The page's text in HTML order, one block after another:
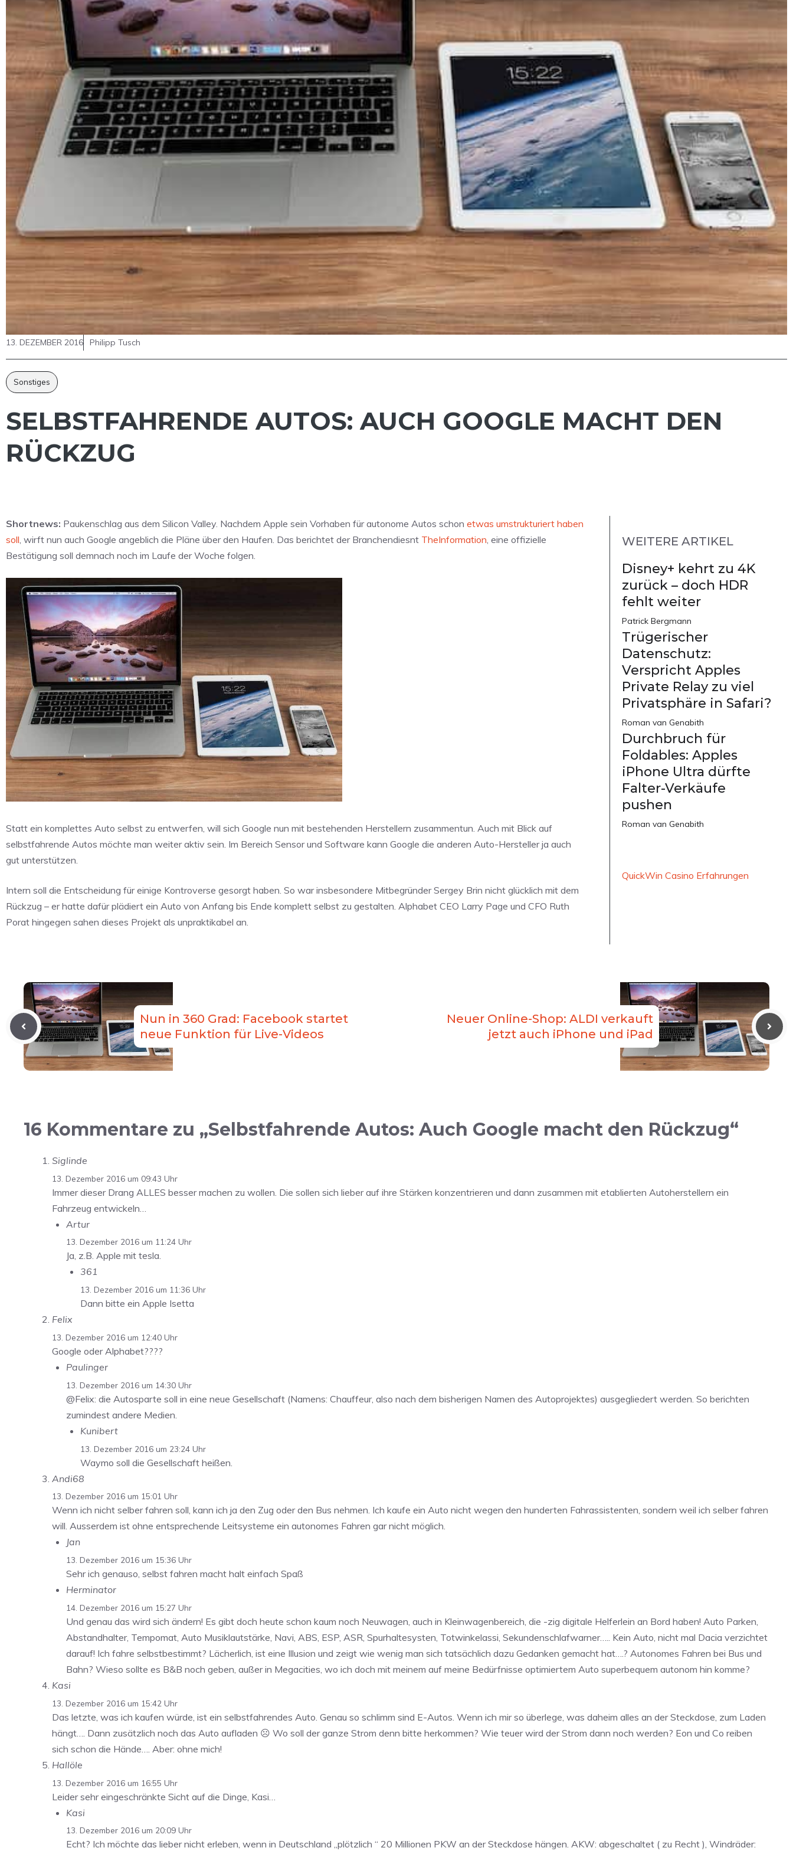
13. DEZEMBER 2016 Philipp Tusch
Sonstiges
SELBSTFAHRENDE AUTOS: AUCH GOOGLE MACHT DEN
RÜCKZUG
Shortnews: Paukenschlag aus dem Silicon Valley. Nachdem Apple sein Vorhaben für autonome Autos schon etwas umstrukturiert haben
soll, wirft nun auch Google angeblich die Pläne über den Haufen. Das berichtet der Branchendiesnt TheInformation, eine offizielle
Bestätigung soll demnach noch im Laufe der Woche folgen.
Statt ein komplettes Auto selbst zu entwerfen, will sich Google nun mit bestehenden Herstellern zusammentun. Auch mit Blick auf
selbstfahrende Autos möchte man weiter aktiv sein. Im Bereich Sensor und Software kann Google die anderen Auto-Hersteller ja auch
gut unterstützen.
Intern soll die Entscheidung für einige Kontroverse gesorgt haben. So war insbesondere Mitbegründer Sergey Brin nicht glücklich mit dem
Rückzug – er hatte dafür plädiert ein Auto von Anfang bis Ende komplett selbst zu gestalten. Alphabet CEO Larry Page und CFO Ruth
Porat hingegen sahen dieses Projekt als unpraktikabel an.
WEITERE ARTIKEL
Disney+ kehrt zu 4K
zurück – doch HDR
fehlt weiter
Patrick Bergmann
Trügerischer
Datenschutz:
Verspricht Apples
Private Relay zu viel
Privatsphäre in Safari?
Roman van Genabith
Durchbruch für
Foldables: Apples
iPhone Ultra dürfte
Falter-Verkäufe
pushen
Roman van Genabith
QuickWin Casino Erfahrungen
Nun in 360 Grad: Facebook startet
neue Funktion für Live-Videos
Neuer Online-Shop: ALDI verkauft
jetzt auch iPhone und iPad
16 Kommentare zu „Selbstfahrende Autos: Auch Google macht den Rückzug“
Siglinde
13. Dezember 2016 um 09:43 Uhr
Immer dieser Drang ALLES besser machen zu wollen. Die sollen sich lieber auf ihre Stärken konzentrieren und dann zusammen mit etablierten Autoherstellern ein
Fahrzeug entwickeln…
Artur
13. Dezember 2016 um 11:24 Uhr
Ja, z.B. Apple mit tesla.
361
13. Dezember 2016 um 11:36 Uhr
Dann bitte ein Apple Isetta
Felix
13. Dezember 2016 um 12:40 Uhr
Google oder Alphabet????
Paulinger
13. Dezember 2016 um 14:30 Uhr
@Felix: die Autosparte soll in eine neue Gesellschaft (Namens: Chauffeur, also nach dem bisherigen Namen des Autoprojektes) ausgegliedert werden. So berichten
zumindest andere Medien.
Kunibert
13. Dezember 2016 um 23:24 Uhr
Waymo soll die Gesellschaft heißen.
Andi68
13. Dezember 2016 um 15:01 Uhr
Wenn ich nicht selber fahren soll, kann ich ja den Zug oder den Bus nehmen. Ich kaufe ein Auto nicht wegen den hunderten Fahrassistenten, sondern weil ich selber fahren
will. Ausserdem ist ohne entsprechende Leitsysteme ein autonomes Fahren gar nicht möglich.
Jan
13. Dezember 2016 um 15:36 Uhr
Sehr ich genauso, selbst fahren macht halt einfach Spaß
Herminator
14. Dezember 2016 um 15:27 Uhr
Und genau das wird sich ändern! Es gibt doch heute schon kaum noch Neuwagen, auch in Kleinwagenbereich, die -zig digitale Helferlein an Bord haben! Auto Parken,
Abstandhalter, Tempomat, Auto Musiklautstärke, Navi, ABS, ESP, ASR, Spurhaltesysten, Totwinkelassi, Sekundenschlafwarner….. Kein Auto, nicht mal Dacia verzichtet
darauf! Ich fahre selbstbestimmt? Lächerlich, ist eine Illusion und zeigt wie wenig man sich tatsächlich dazu Gedanken gemacht hat….? Autonomes Fahren bei Bus und
Bahn? Wieso sollte es B&B noch geben, außer in Megacities, wo ich doch mit meinem auf meine Bedürfnisse optimiertem Auto superbequem autonom hin komme?
Kasi
13. Dezember 2016 um 15:42 Uhr
Das letzte, was ich kaufen würde, ist ein selbstfahrendes Auto. Genau so schlimm sind E-Autos. Wenn ich mir so überlege, was daheim alles an der Steckdose, zum Laden
hängt…. Dann zusätzlich noch das Auto aufladen ☹️ Wo soll der ganze Strom denn bitte herkommen? Wie teuer wird der Strom dann noch werden? Eon und Co reiben
sich schon die Hände…. Aber: ohne mich!
Hallöle
13. Dezember 2016 um 16:55 Uhr
Leider sehr eingeschränkte Sicht auf die Dinge, Kasi…
Kasi
13. Dezember 2016 um 20:09 Uhr
Echt? Ich möchte das lieber nicht erleben, wenn in Deutschland „plötzlich “ 20 Millionen PKW an der Steckdose hängen. AKW: abgeschaltet ( zu Recht ), Windräder: